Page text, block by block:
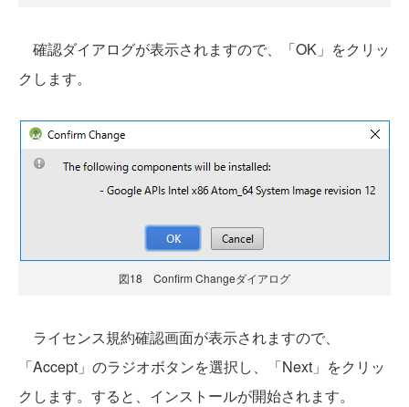
確認ダイアログが表示されますので、「OK」をクリッ
クします。
図18 Confirm Changeダイアログ
ライセンス規約確認画面が表示されますので、
「Accept」のラジオボタンを選択し、「Next」をクリッ
クします。すると、インストールが開始されます。